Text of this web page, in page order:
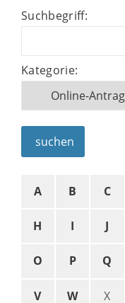
Suchbegriff:
Kategorie:
suchen
A B C
H I J
O P Q
V W X